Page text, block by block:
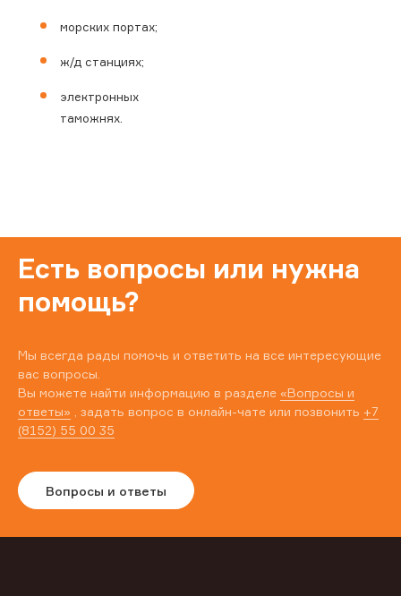
морских портах;
ж/д станциях;
электронных
таможнях.
Есть вопросы или нужна
помощь?
Мы всегда рады помочь и ответить на все интересующие
вас вопросы.
Вы можете найти информацию в разделе «Вопросы и
ответы» , задать вопрос в онлайн-чате или позвонить +7
(8152) 55 00 35
Вопросы и ответы